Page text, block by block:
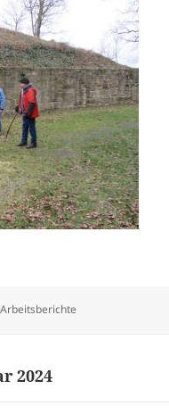
Kategorien
Arbeitsberichte
2024